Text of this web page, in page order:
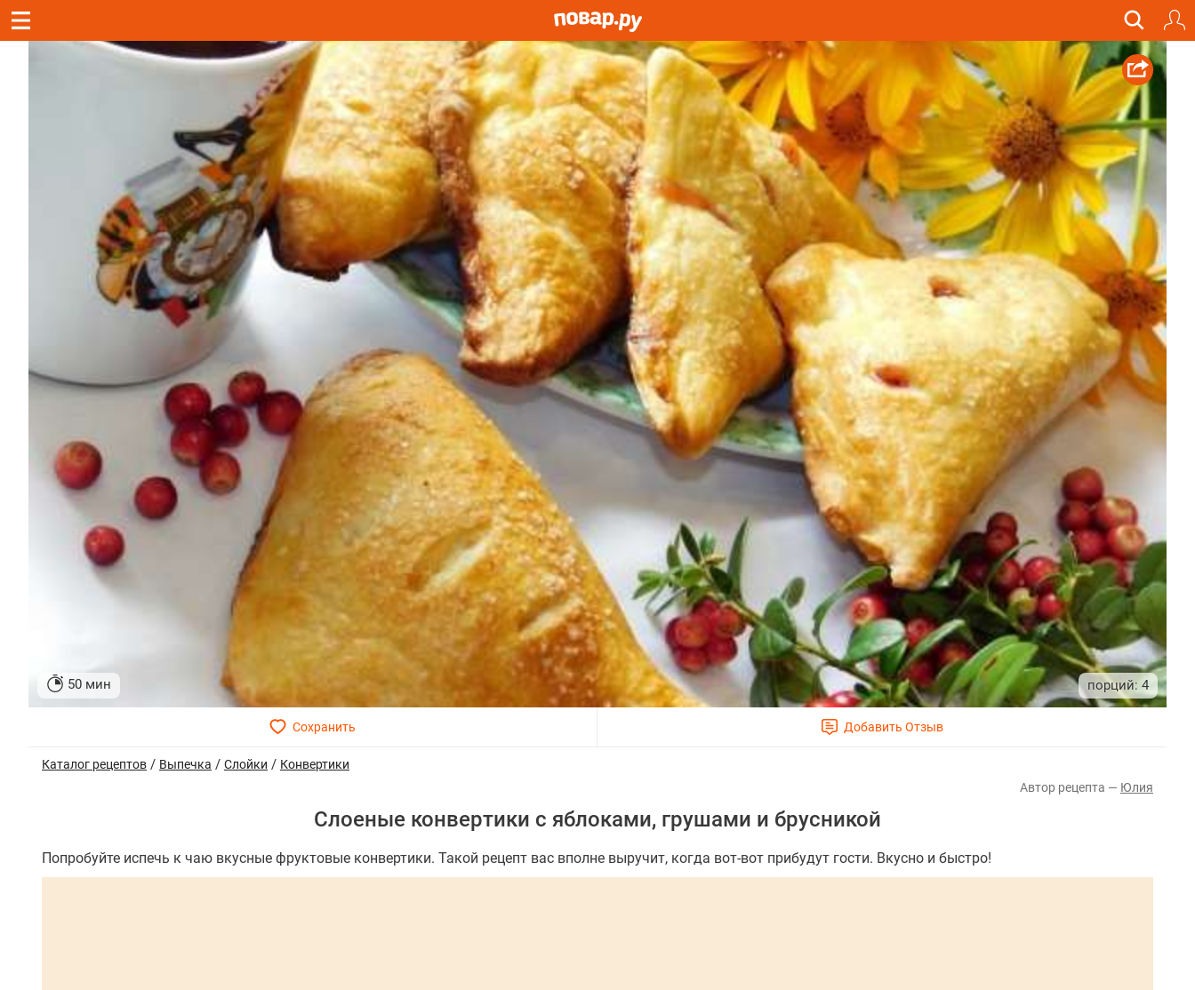
50 мин 4
Каталог рецептов / Выпечка / Слойки / Конвертики
Юлия
Слоеные конвертики с яблоками, грушами и брусникой
Попробуйте испечь к чаю вкусные фруктовые конвертики. Такой рецепт вас вполне выручит, когда вот-вот прибудут гости. Вкусно и быстро!